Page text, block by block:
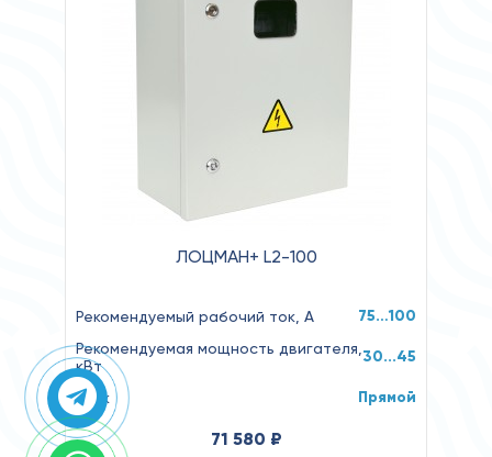
ЛОЦМАН+ L2-100
Рекомендуемый рабочий ток, А 75…100
Рекомендуемая мощность двигателя,
кВт
30...45
Пуск Прямой
71 580 ₽